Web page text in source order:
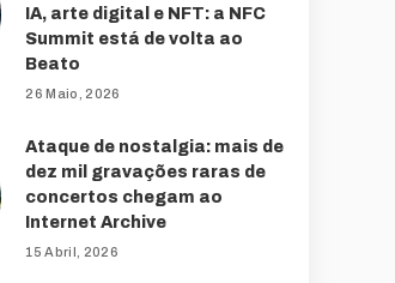
IA, arte digital e NFT: a NFC
Summit está de volta ao
Beato
26 Maio, 2026
Ataque de nostalgia: mais de
dez mil gravações raras de
concertos chegam ao
Internet Archive
15 Abril, 2026